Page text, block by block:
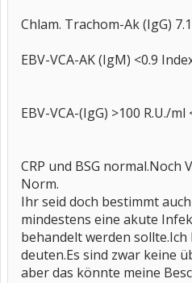
Chlam. Trachom-Ak (IgG)
EBV-VCA-AK (IgM) <0.9
EBV-VCA-(IgG) >100 R.U./ml
CRP und BSG
Norm.
Ihr seid doch bestimmt
mindestens eine akute
behandelt werden sollte.Ich
deuten.Es sind zwar keine
aber das könnte meine